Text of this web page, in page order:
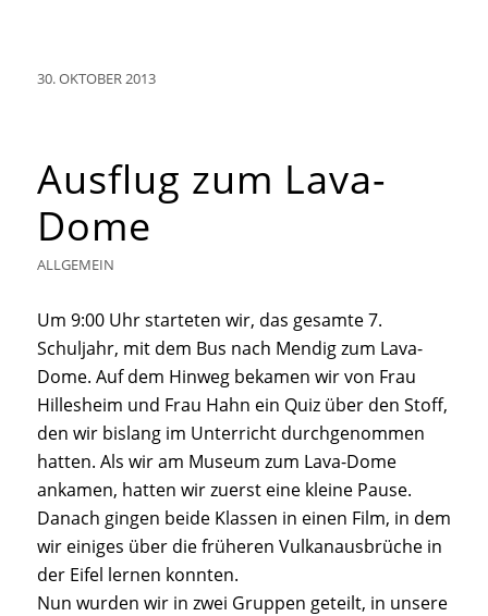
30. OKTOBER 2013
Ausflug zum Lava-
Dome
ALLGEMEIN
Um 9:00 Uhr starteten wir, das gesamte 7.
Schuljahr, mit dem Bus nach Mendig zum Lava-
Dome. Auf dem Hinweg bekamen wir von Frau
Hillesheim und Frau Hahn ein Quiz über den Stoff,
den wir bislang im Unterricht durchgenommen
hatten. Als wir am Museum zum Lava-Dome
ankamen, hatten wir zuerst eine kleine Pause.
Danach gingen beide Klassen in einen Film, in dem
wir einiges über die früheren Vulkanausbrüche in
der Eifel lernen konnten.
Nun wurden wir in zwei Gruppen geteilt, in unsere